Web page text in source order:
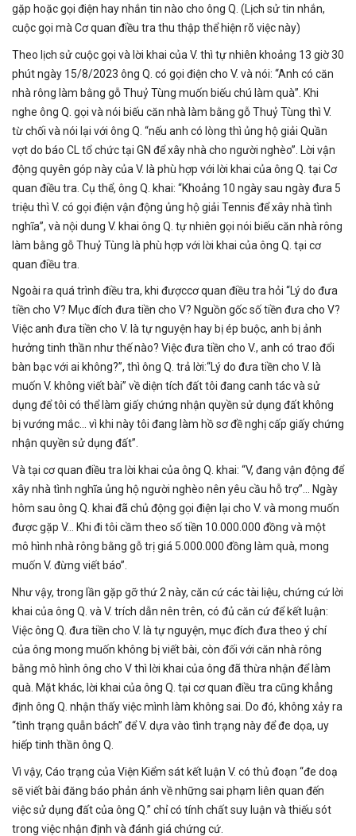
gặp hoặc gọi điện hay nhắn tin nào cho ông Q. (Lịch sử tin nhắn,
cuộc gọi mà Cơ quan điều tra thu thập thể hiện rõ việc này)
Theo lịch sử cuộc gọi và lời khai của V. thì tự nhiên khoảng 13 giờ 30
phút ngày 15/8/2023 ông Q. có gọi điện cho V. và nói: “Anh có căn
nhà rông làm bằng gỗ Thuỷ Tùng muốn biếu chú làm quà”. Khi
nghe ông Q. gọi và nói biếu căn nhà làm bằng gỗ Thuỷ Tùng thì V.
từ chối và nói lại với ông Q. “nếu anh có lòng thì ủng hộ giải Quần
vợt do báo CL tổ chức tại GN để xây nhà cho người nghèo”. Lời vận
động quyên góp này của V. là phù hợp với lời khai của ông Q. tại Cơ
quan điều tra. Cụ thể, ông Q. khai: “Khoảng 10 ngày sau ngày đưa 5
triệu thì V. có gọi điện vận động ủng hộ giải Tennis để xây nhà tình
nghĩa”, và nội dung V. khai ông Q. tự nhiên gọi nói biếu căn nhà rông
làm bằng gỗ Thuỷ Tùng là phù hợp với lời khai của ông Q. tại cơ
quan điều tra.
Ngoài ra quá trình điều tra, khi đượccơ quan điều tra hỏi “Lý do đưa
tiền cho V? Mục đích đưa tiền cho V? Nguồn gốc số tiền đưa cho V?
Việc anh đưa tiền cho V. là tự nguyện hay bị ép buộc, anh bị ảnh
hưởng tinh thần như thế nào? Việc đưa tiền cho V., anh có trao đổi
bàn bạc với ai không?”, thì ông Q. trả lời:“Lý do đưa tiền cho V. là
muốn V. không viết bài” về diện tích đất tôi đang canh tác và sử
dụng để tôi có thể làm giấy chứng nhận quyền sử dụng đất không
bị vướng mắc... vì khi này tôi đang làm hồ sơ đề nghị cấp giấy chứng
nhận quyền sử dụng đất”.
Và tại cơ quan điều tra lời khai của ông Q. khai: “V, đang vận động để
xây nhà tình nghĩa ủng hộ người nghèo nên yêu cầu hỗ trợ”... Ngày
hôm sau ông Q. khai đã chủ động gọi điện lại cho V. và mong muốn
được gặp V... Khi đi tôi cầm theo số tiền 10.000.000 đồng và một
mô hình nhà rông bằng gỗ trị giá 5.000.000 đồng làm quà, mong
muốn V. đừng viết báo”.
Như vậy, trong lần gặp gỡ thứ 2 này, căn cứ các tài liệu, chứng cứ lời
khai của ông Q. và V. trích dẫn nên trên, có đủ căn cứ để kết luận:
Việc ông Q. đưa tiền cho V. là tự nguyện, mục đích đưa theo ý chí
của ông mong muốn không bị viết bài, còn đối với căn nhà rông
bằng mô hình ông cho V thì lời khai của ông đã thừa nhận để làm
quà. Mặt khác, lời khai của ông Q. tại cơ quan điều tra cũng khẳng
định ông Q. nhận thấy việc mình làm không sai. Do đó, không xảy ra
“tình trạng quẫn bách” để V. dựa vào tình trạng này để đe dọa, uy
hiếp tinh thần ông Q.
Vì vậy, Cáo trạng của Viện Kiểm sát kết luận V. có thủ đoạn “đe doạ
sẽ viết bài đăng báo phản ánh về những sai phạm liên quan đến
việc sử dụng đất của ông Q.” chỉ có tính chất suy luận và thiếu sót
trong việc nhận định và đánh giá chứng cứ.